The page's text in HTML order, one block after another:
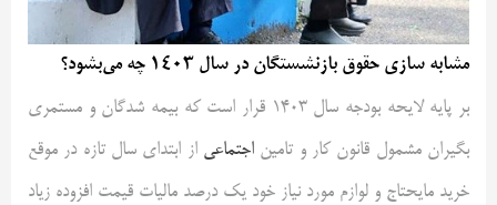
مشابه سازی حقوق بازنشستگان در سال ۱۴۰۳ چه می‌بشود؟
بر پایه لایحه بودجه سال ۱۴۰۳ قرار است که بیمه شدگان و مستمری
بگیران مشمول قانون کار و تامین اجتماعی از ابتدای سال تازه در موقع
خرید مایحتاج و لوازم مورد نیاز خود یک درصد مالیات قیمت افزوده زیاد